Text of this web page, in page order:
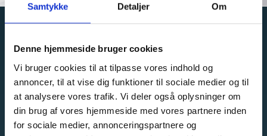
Samtykke Detaljer Om
Denne hjemmeside bruger cookies
Vi bruger cookies til at tilpasse vores indhold og
annoncer, til at vise dig funktioner til sociale medier og til
at analysere vores trafik. Vi deler også oplysninger om
din brug af vores hjemmeside med vores partnere inden
for sociale medier, annonceringspartnere og
KONTAKT INFORMATION
Svanemøllevej 77, 2900 Hellerup
Orla Lehmannsgade 1A, 7100 Vejle
C.A. Olesens Gade 4, 9000 Aalborg